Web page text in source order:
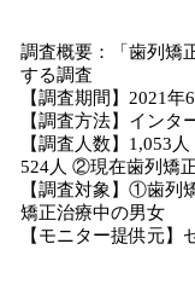
調査概要：「歯列矯
する調査
【調査期間】2021年
【調査方法】インタ
【調査人数】1,053
524人 ②現在歯列矯
【調査対象】①歯列
矯正治療中の男女
【モニター提供元】